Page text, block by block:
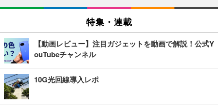
特集・連載
【動画レビュー】注目ガジェットを動画で解説！公式Y
ouTubeチャンネル
10G光回線導入レポ